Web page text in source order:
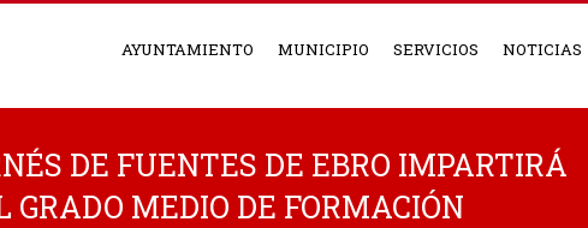
AYUNTAMIENTO MUNICIPIO SERVICIOS NOTICIAS
DE FUENTES DE EBRO IMPARTIRÁ
GRADO MEDIO DE FORMACIÓN